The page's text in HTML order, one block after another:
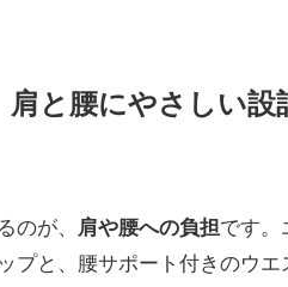
肩と腰にやさしい
のが、 肩や腰への負担 です。
プと、腰サポート付きのウ